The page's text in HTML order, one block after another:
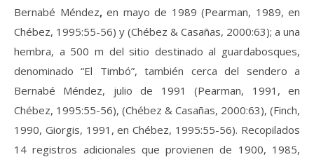
Bernabé Méndez,en mayo de 1989 (Pearman, 1989, en
Chébez, 1995:55-56) y (Chébez & Casañas, 2000:63); a una
hembra, a 500 m del sitio destinado al guardabosques,
denominado “El Timbó”, también cerca del sendero a
Bernabé Méndez, julio de 1991 (Pearman, 1991, en
Chébez, 1995:55-56), (Chébez & Casañas, 2000:63), (Finch,
1990, Giorgis, 1991, en Chébez, 1995:55-56). Recopilados
14 registros adicionales que provienen de 1900, 1985,